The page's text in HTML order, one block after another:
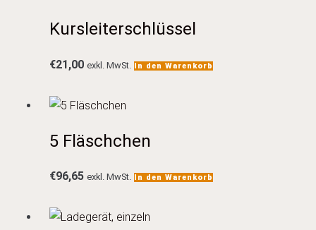
Kursleiterschlüssel
€21,00 exkl. MwSt. In den Warenkorb
5 Fläschchen
€96,65 exkl. MwSt. In den Warenkorb